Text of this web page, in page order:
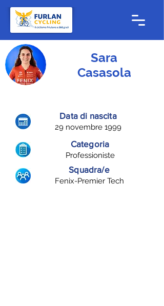
Sara
Casasola
Data di nascita
29 novembre 1999
Categoria
Professioniste
Squadra/e
Fenix-Premier Tech